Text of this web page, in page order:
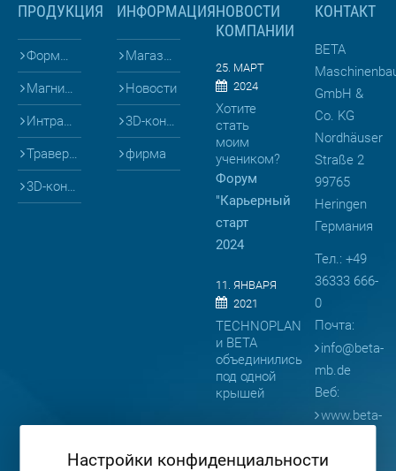
ПРОДУКЦИЯ
Формы для
Магниты и Опалубка
Интралогистика
Траверсы
3D-конфигураторы
ИНФОРМАЦИЯ
Магазин
Новости
3D-конфигураторы
фирма
НОВОСТИ
КОМПАНИИ
25. МАРТ
2024
Хотите
стать
моим
учеником?
Форум
"Карьерный
старт
2024
11. ЯНВАРЯ
2021
TECHNOPLAN
и BETA
объединились
под одной
крышей
КОНТАКТ
BETA
GmbH &
Co. KG
Nordhäuser
Straße 2
99765
Heringen
Германия
Тел.: +49
36333 666-
0
Почта:
info@beta-
mb.de
Веб:
www.beta-
Настройки конфиденциальности